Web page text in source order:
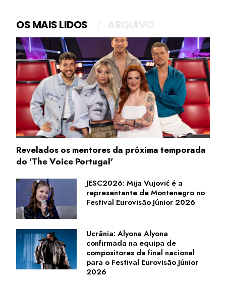
OS MAIS LIDOS
Revelados os mentores da próxima temporada
do 'The Voice Portugal'
JESC2026: Mija Vujović é a
representante de Montenegro no
Festival Eurovisão Júnior 2026
Ucrânia: Alyona Alyona
confirmada na equipa de
compositores da final nacional
para o Festival Eurovisão Júnior
2026